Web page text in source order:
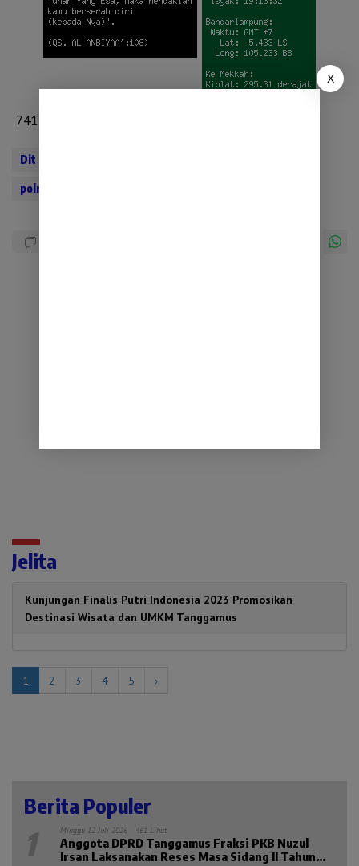
741
Dit Samapta Polda Lampung
polres tanggamus
Jelita
Kunjungan Finalis Putri Indonesia 2023 Promosikan
Destinasi Wisata dan UMKM Tanggamus
1 2 3 4 5 ›
Berita Populer
1 Minggu 12 Juli 2026 461 Lihat
Anggota DPRD Tanggamus Fraksi PKB Nuzul
Irsan Laksanakan Reses Masa Sidang II Tahun
X